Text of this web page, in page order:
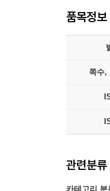
품목정보
쪽수,
관련분류
카테고리 분